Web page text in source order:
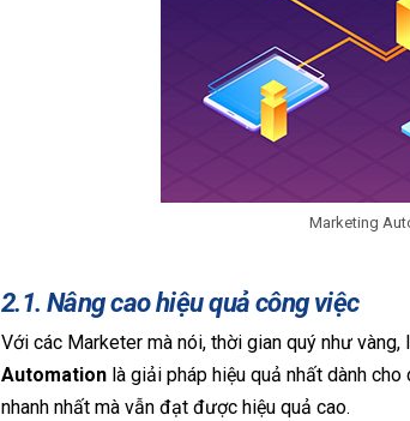
Marketing
2.1. Nâng cao hiệu quả công việc
Với các Marketer mà nói, thời gian quý như
Automation là giải pháp hiệu quả nhất dành
nhanh nhất mà vẫn đạt được hiệu quả cao.